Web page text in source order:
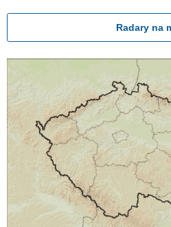
Radary na